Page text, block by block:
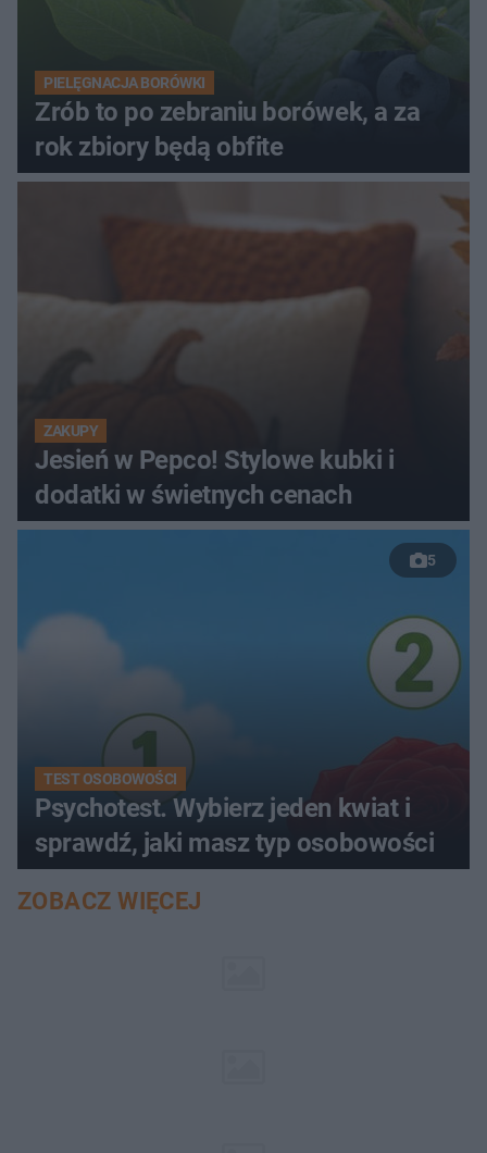
PIELĘGNACJA BORÓWKI
Zrób to po zebraniu borówek, a za
rok zbiory będą obfite
ZAKUPY
Jesień w Pepco! Stylowe kubki i
dodatki w świetnych cenach
5
TEST OSOBOWOŚCI
Psychotest. Wybierz jeden kwiat i
sprawdź, jaki masz typ osobowości
ZOBACZ WIĘCEJ